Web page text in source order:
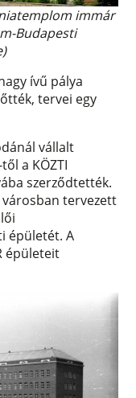
immár
Budapesti
ívű pálya
tervei egy
vállalt
a KÖZTI
szerződtették.
városban tervezett
épületét. A
épületeit